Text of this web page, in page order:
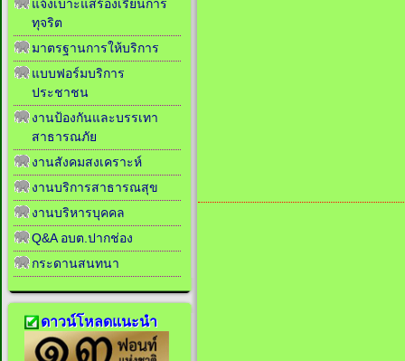
แจ้งเบาะแสร้องเรียนการ
ทุจริต
มาตรฐานการให้บริการ
แบบฟอร์มบริการ
ประชาชน
งานป้องกันและบรรเทา
สาธารณภัย
งานสังคมสงเคราะห์
งานบริการสาธารณสุข
งานบริหารบุคคล
Q&A อบต.ปากช่อง
กระดานสนทนา
ดาวน์โหลดแนะนำ